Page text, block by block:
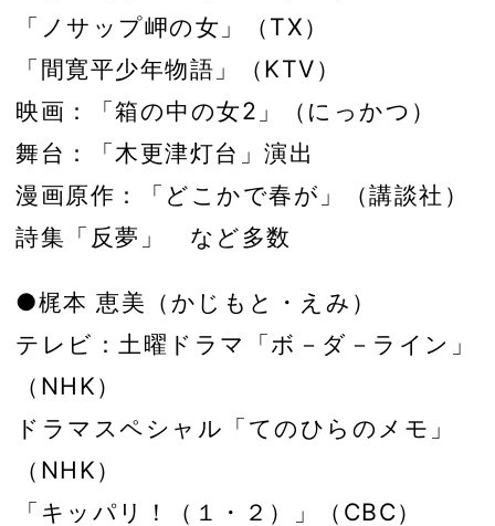
「ノサップ岬の女」（TX）
「間寛平少年物語」（KTV）
映画：「箱の中の女2」（にっかつ）
舞台：「木更津灯台」演出
漫画原作：「どこかで春が」（講談社）
詩集「反夢」 など多数
●梶本 恵美（かじもと・えみ）
テレビ：土曜ドラマ「ボ－ダ－ライン」
（NHK）
ドラマスペシャル「てのひらのメモ」
（NHK）
「キッパリ！（１・２）」（CBC）